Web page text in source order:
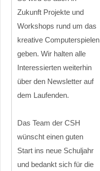
Zukunft Projekte und
Workshops rund um das
kreative Computerspielen
geben. Wir halten alle
Interessierten weiterhin
über den Newsletter auf
dem Laufenden.
Das Team der CSH
wünscht einen guten
Start ins neue Schuljahr
und bedankt sich für die